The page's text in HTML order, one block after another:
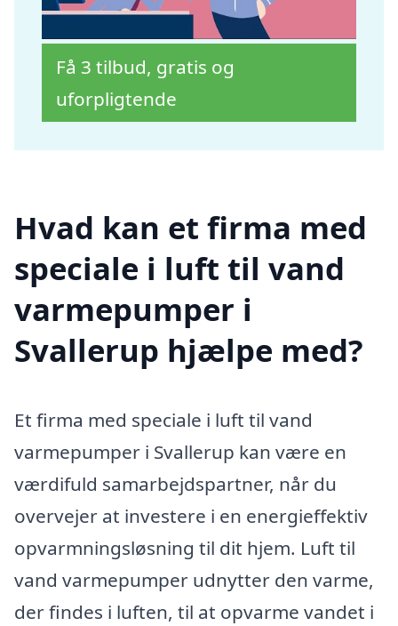
Få 3 tilbud, gratis og
uforpligtende
Hvad kan et firma med
speciale i luft til vand
varmepumper i
Svallerup hjælpe med?
Et firma med speciale i luft til vand
varmepumper i Svallerup kan være en
værdifuld samarbejdspartner, når du
overvejer at investere i en energieffektiv
opvarmningsløsning til dit hjem. Luft til
vand varmepumper udnytter den varme,
der findes i luften, til at opvarme vandet i